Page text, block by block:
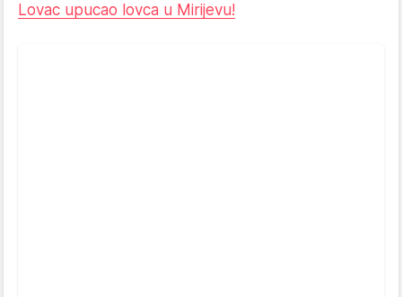
Lovac upucao lovca u Mirijevu!